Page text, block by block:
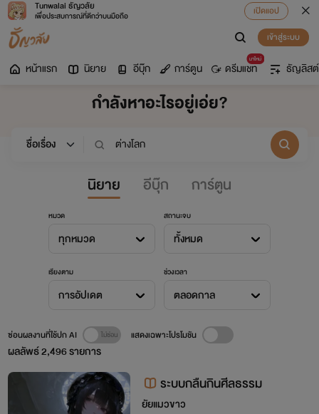
Tunwalai ธัญวลัย
เพื่อประสบการณ์ที่ดีกว่าบนมือถือ
เปิดแอป
เข้าสู่ระบบ
หน้าแรก นิยาย อีบุ๊ก การ์ตูน
มาใหม่
ดรีมแชท ธัญลิสต์
กำลังหาอะไรอยู่เอ่ย?
นิยาย อีบุ๊ก การ์ตูน
หมวด
ทุกหมวด
สถานะจบ
ทั้งหมด
เรียงตาม
การอัปเดต
ช่วงเวลา
ตลอดกาล
ผลลัพธ์2,496รายการ
ซ่อนผลงานที่ใช้ปก AI แสดงเฉพาะโปรโมชัน
ระบบกลืนกินศีลธรรม
ยัยแมวขาว